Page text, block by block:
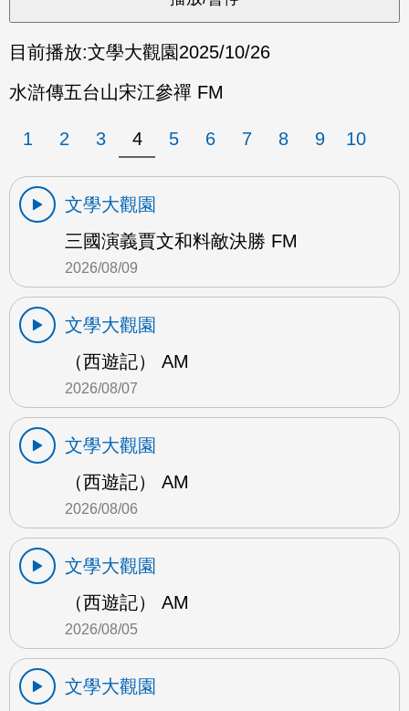
目前播放:文學大觀園2025/10/26
水滸傳五台山宋江參禪 FM
1 2 3 4 5 6 7 8 9 10
文學大觀園
三國演義賈文和料敵決勝 FM
2026/08/09
文學大觀園
（西遊記） AM
2026/08/07
文學大觀園
（西遊記） AM
2026/08/06
文學大觀園
（西遊記） AM
2026/08/05
文學大觀園